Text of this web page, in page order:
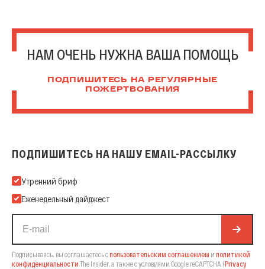
НАМ ОЧЕНЬ НУЖНА ВАША ПОМОЩЬ
ПОДПИШИТЕСЬ НА РЕГУЛЯРНЫЕ
ПОЖЕРТВОВАНИЯ
ПОДПИШИТЕСЬ НА НАШУ EMAIL-РАССЫЛКУ
Подпишитесь на нашу Email-рассылку
Утренний бриф
Еженедельный дайджест
Подписываясь, вы соглашаетесь спользовательским соглашением и политикой
конфиденциальности The Insider, а также с условиями Google reCAPTCHA (Privacy